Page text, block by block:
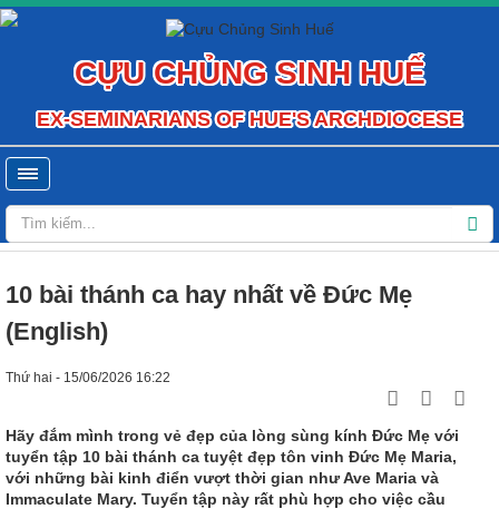
CỰU CHỦNG SINH HUẾ
EX-SEMINARIANS OF HUE'S ARCHDIOCESE
10 bài thánh ca hay nhất về Đức Mẹ
(English)
Thứ hai - 15/06/2026 16:22
Hãy đắm mình trong vẻ đẹp của lòng sùng kính Đức Mẹ với
tuyển tập 10 bài thánh ca tuyệt đẹp tôn vinh Đức Mẹ Maria,
với những bài kinh điển vượt thời gian như Ave Maria và
Immaculate Mary. Tuyển tập này rất phù hợp cho việc cầu